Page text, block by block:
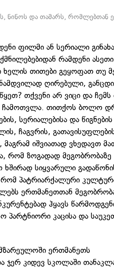
ნინოს და თამარს, რომლებთან
რამდენი ასეთი
ხელის თითები გეყოფათ თუ
ღირებული,
თქვენი არ ვიცი და ჩემს
ჩამოთვლა. თითქოს ბოლო
სერიალებისა და წიგნების
ჩაგვრის,
იშვიათად ვხედავთ
რომ ზოგადად მეგობრობაზე
ხშირად სიყვარული
რომ პატრიარქალური
ერთმანეთთან
ჰყავს
პარტნიორი კაცისა და
ერთმანეთს
ჯერ კიდევ სკოლაში